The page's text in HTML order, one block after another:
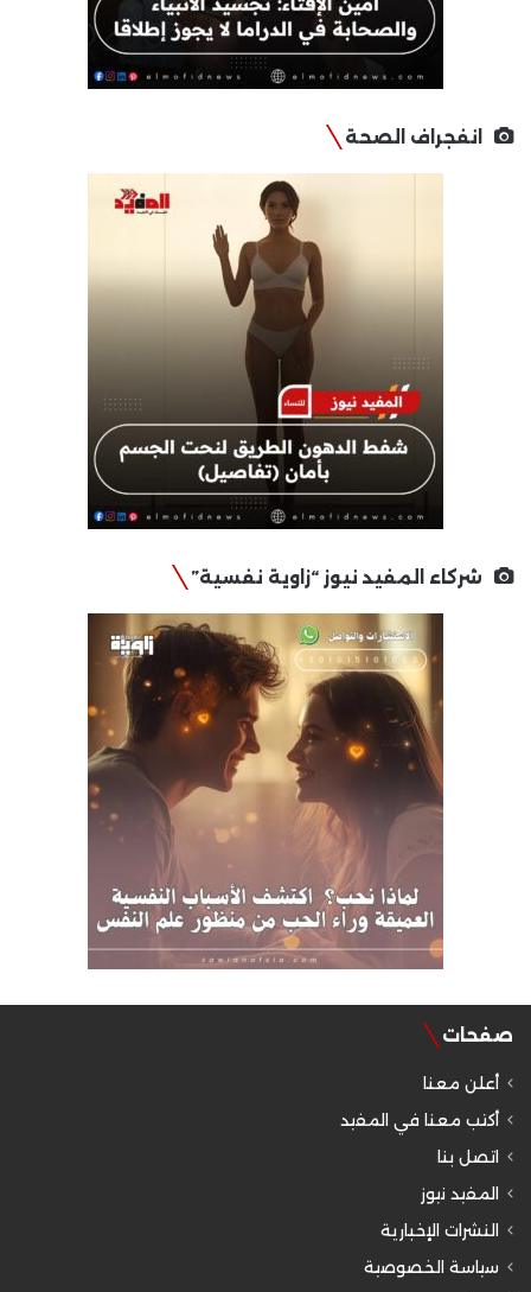
انفجراف الصحة
شركاء المفيد نيوز “زاوية نفسية”
صفحات
أعلن معنا
أكتب معنا في المفيد
اتصل بنا
المفيد نيوز
النشرات الإخبارية
سياسة الخصوصية